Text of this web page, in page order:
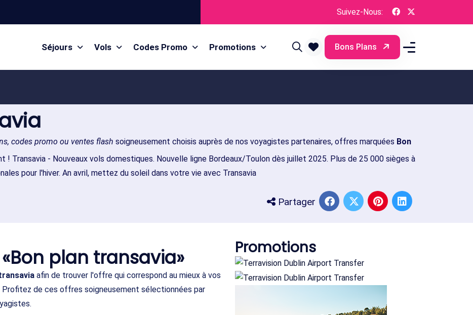
Suivez-Nous:
Séjours Vols Codes Promo Promotions Bons Plans
codes promo ou ventes flash soigneusement choisis auprès de nos voyagistes partenaires, offres marquées Bon
! Transavia - Nouveaux vols domestiques. Nouvelle ligne Bordeaux/Toulon dès juillet 2025. Plus de 25 000 sièges à
pour l'hiver. An avril, mettez du soleil dans votre vie avec Transavia
Partager
plan transavia»
afin de trouver l'offre qui correspond au mieux à vos
de ces offres soigneusement sélectionnées par
Promotions